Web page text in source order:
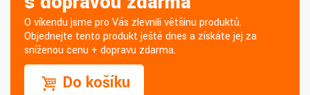
O víkendu jsme pro Vás zlevnili většinu produktů.
Objednejte tento produkt ještě dnes a získáte jej za
sníženou cenu + dopravu zdarma.
Do košíku